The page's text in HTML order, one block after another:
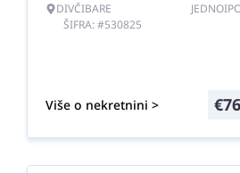
DIVČIBARE
ŠIFRA: #530825
Više o nekretnini > €